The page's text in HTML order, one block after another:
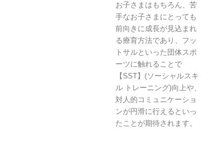
お子さまはもちろん、苦
手なお子さまにとっても
前向きに成長が見込まれ
る療育方法であり、フッ
トサルといった団体スポ
ーツに触れることで
【SST】(ソーシャルスキ
ル トレーニング)向上や、
対人的コミュニケーショ
ンが円滑に行えるといっ
たことが期待されます。